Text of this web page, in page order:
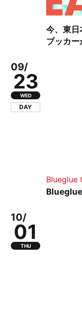
今、東日
ブッカー
09/
23
WED
DAY
Blueglue
Blueglue
10/
01
THU